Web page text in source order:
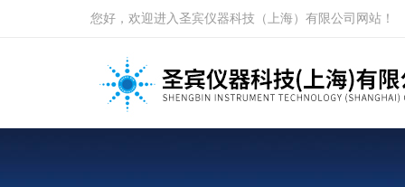
您好，欢迎进入圣宾仪器科技（上海）有限公司网站！